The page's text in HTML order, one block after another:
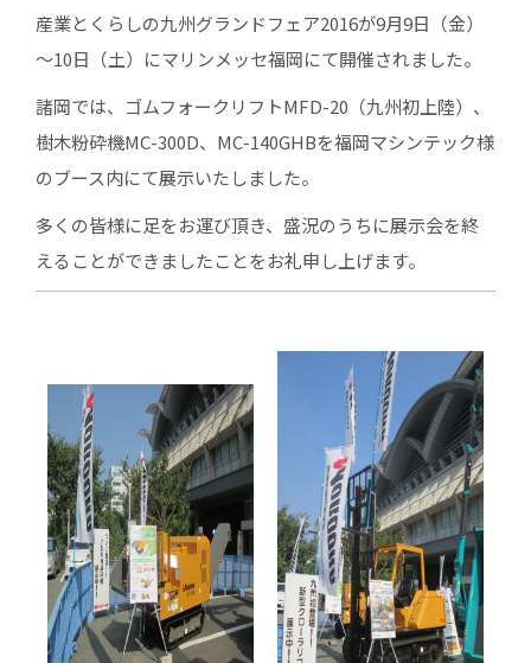
産業とくらしの九州グランドフェア2016が9月9日（金）
～10日（土）にマリンメッセ福岡にて開催されました。
諸岡では、ゴムフォークリフトMFD-20（九州初上陸）、
樹木粉砕機MC-300D、MC-140GHBを福岡マシンテック様
のブース内にて展示いたしました。
多くの皆様に足をお運び頂き、盛況のうちに展示会を終
えることができましたことをお礼申し上げます。